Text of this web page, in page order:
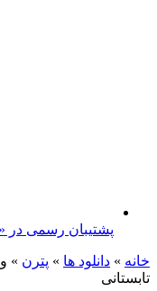
پشتیبان رسمی در
خانه » دانلود ها » پترن »
تابستانی